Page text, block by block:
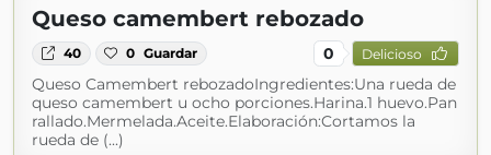
Queso camembert rebozado
40 0 Guardar 0 Delicioso
Queso Camembert rebozadoIngredientes:Una rueda de
queso camembert u ocho porciones.Harina.1 huevo.Pan
rallado.Mermelada.Aceite.Elaboración:Cortamos la
rueda de (...)